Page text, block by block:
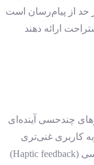
حد از پیام‌رسان است
ارائه دهند
چندحسی آینده‌ای
کاربری غنی‌تری
ایجاد کنند. برای مثال، استفاده از بازخورد لمسی (Haptic feedback)